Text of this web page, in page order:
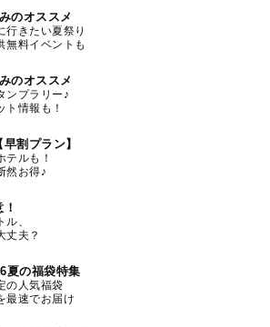
のオススメ
行きたい夏祭り
無料イベントも
のオススメ
ンプラリー♪
ト情報も！
割プラン】
テルも！
然お得♪
、
丈夫？
夏の福袋特集
の人気福袋
最速でお届け